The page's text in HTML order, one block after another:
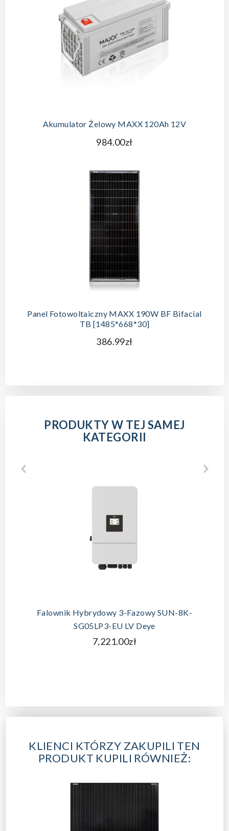
Akumulator Żelowy MAXX 120Ah 12V
984.00zł
Panel Fotowoltaiczny MAXX 190W BF Bifacial
TB [1485*668*30]
386.99zł
PRODUKTY W TEJ SAMEJ
KATEGORII
Falownik Hybrydowy 3-Fazowy SUN-8K-
SG05LP3-EU LV Deye
7,221.00zł
KLIENCI KTÓRZY ZAKUPILI TEN
PRODUKT KUPILI RÓWNIEŻ: